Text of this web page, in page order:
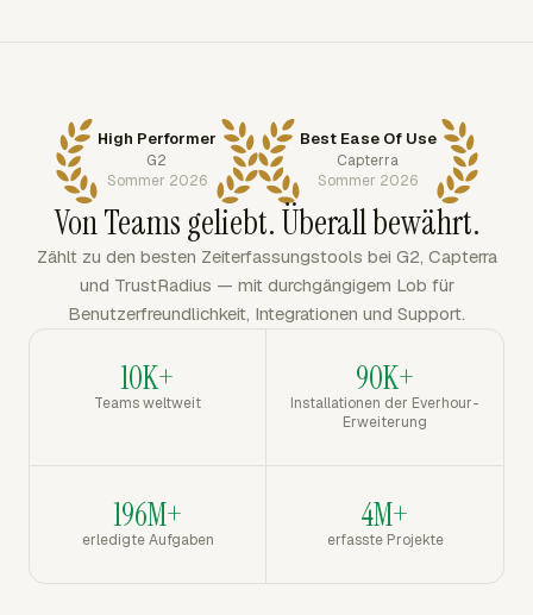
High Performer
G2
Sommer 2026
Best Ease Of Use
Capterra
Sommer 2026
Von Teams geliebt. Überall bewährt.
Zählt zu den besten Zeiterfassungstools bei G2, Capterra
und TrustRadius — mit durchgängigem Lob für
Benutzerfreundlichkeit, Integrationen und Support.
10K+
Teams weltweit
90K+
Installationen der Everhour-
Erweiterung
196M+
erledigte Aufgaben
4M+
erfasste Projekte